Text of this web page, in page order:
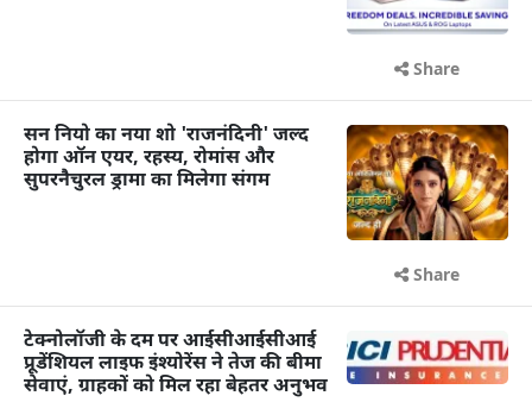
Share
सन नियो का नया शो 'राजनंदिनी' जल्द
होगा ऑन एयर, रहस्य, रोमांस और
सुपरनैचुरल ड्रामा का मिलेगा संगम
Share
टेक्नोलॉजी के दम पर आईसीआईसीआई
प्रूडेंशियल लाइफ इंश्योरेंस ने तेज की बीमा
सेवाएं, ग्राहकों को मिल रहा बेहतर अनुभव